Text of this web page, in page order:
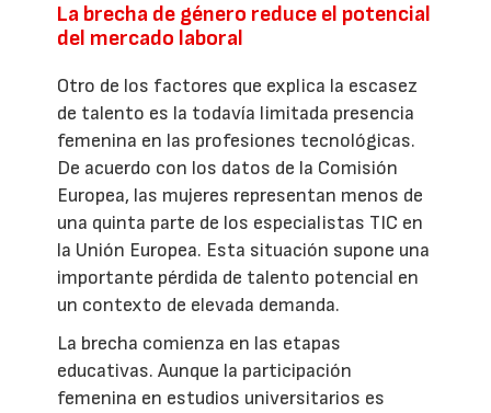
La brecha de género reduce el potencial
del mercado laboral
Otro de los factores que explica la escasez
de talento es la todavía limitada presencia
femenina en las profesiones tecnológicas.
De acuerdo con los datos de la Comisión
Europea, las mujeres representan menos de
una quinta parte de los especialistas TIC en
la Unión Europea. Esta situación supone una
importante pérdida de talento potencial en
un contexto de elevada demanda.
La brecha comienza en las etapas
educativas. Aunque la participación
femenina en estudios universitarios es